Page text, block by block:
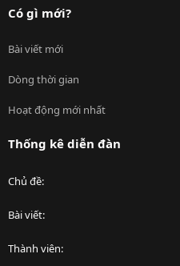
Có gì mới?
Bài viết mới
Dòng thời gian
Hoạt động mới nhất
Thống kê diễn đàn
Chủ đề
Bài viết
Thành viên